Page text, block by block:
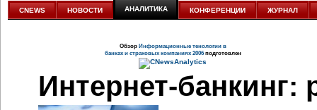
CNEWS НОВОСТИ АНАЛИТИКА КОНФЕРЕНЦИИ ЖУРНАЛ
Обзор Информационные тенологии в
банках и страховых компаниях 2006подготовлен
Интернет-банкинг: